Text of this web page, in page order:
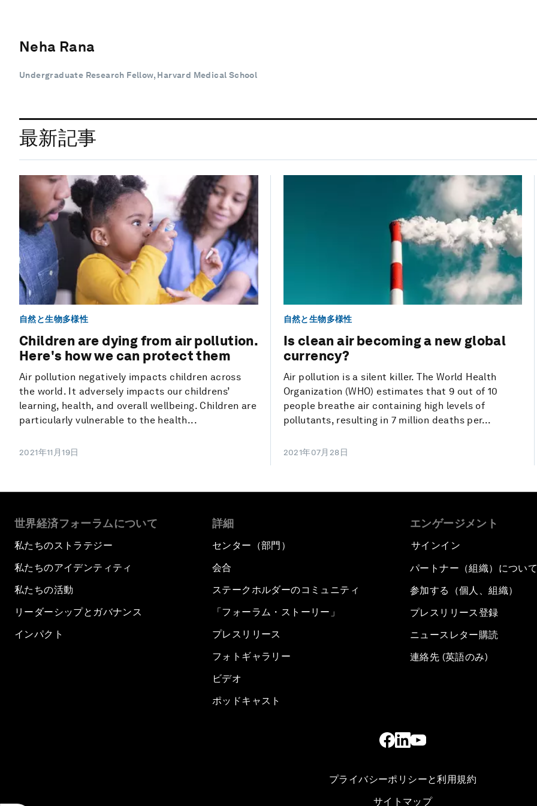
Neha Rana
Undergraduate Research Fellow, Harvard Medical School
最新記事
自然と生物多様性
Children are dying from air pollution.
Here's how we can protect them
Air pollution negatively impacts children across
the world. It adversely impacts our childrens’
learning, health, and overall wellbeing. Children are
particularly vulnerable to the health...
2021年11月19日
自然と生物多様性
Is clean air becoming a new global
currency?
Air pollution is a silent killer. The World Health
Organization (WHO) estimates that 9 out of 10
people breathe air containing high levels of
pollutants, resulting in 7 million deaths per...
2021年07月28日
世界経済フォーラムについて
私たちのストラテジー
私たちのアイデンティティ
私たちの活動
リーダーシップとガバナンス
インパクト
詳細
センター（部門）
会合
ステークホルダーのコミュニティ
「フォーラム・ストーリー」
プレスリリース
フォトギャラリー
ビデオ
ポッドキャスト
エンゲージメント
サインイン
パートナー（組織）につい
参加する（個人、組織）
プレスリリース登録
ニュースレター購読
連絡先 (英語のみ)
プライバシーポリシーと利用規約
サイトマップ